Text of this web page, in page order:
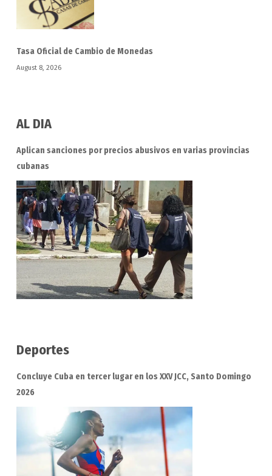
Tasa Oficial de Cambio de Monedas
August 8, 2026
AL DIA
Aplican sanciones por precios abusivos en varias provincias
cubanas
Deportes
Concluye Cuba en tercer lugar en los XXV JCC, Santo Domingo
2026